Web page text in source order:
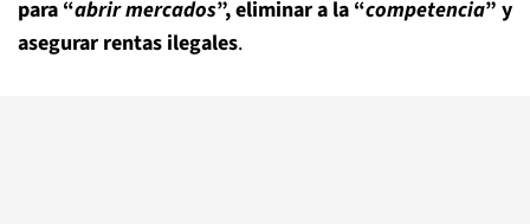
para “abrir mercados”, eliminar a la “competencia” y
asegurar rentas ilegales.